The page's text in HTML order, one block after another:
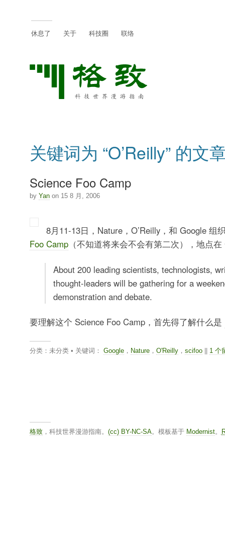
休息了 关于 科技圈 联络
关键词为 “O’Reilly” 的文
Science Foo Camp
by Yanon 15 8 月, 2006
8月11-13日，Nature，O’Reilly，和 Google 组
Foo Camp（不知道将来会不会有第二次），地点在
About 200 leading scientists, technologists,
thought-leaders will be gathering for a
demonstration and debate.
要理解这个 Science Foo Camp，首先得了解什么是
分类：未分类 • 关键词： Google， Nature， O'Reilly， scifoo|| 1 个
格致，科技世界漫游指南。 (cc) BY-NC-SA。模板基于 Modernist。